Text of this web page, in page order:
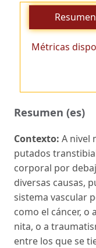
Resumen
Métricas
Resumen (es)
Contexto: A nivel
putados
corporal por
diversas causas,
sistema vascular
como el cáncer, o
nita, o a
entre los que se